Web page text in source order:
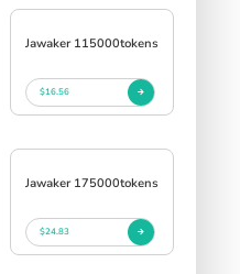
Jawaker 115000tokens
$16.56
Jawaker 175000tokens
$24.83